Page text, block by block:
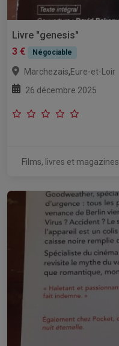
Livre "genesis"
3 €
Négociable
Marchezais,Eure-et-Loir
26 décembre 2025
Films, livres et magazines